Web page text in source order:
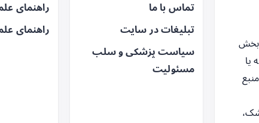
بخش
یا
تماس با ما
تبلیغات در سایت
سیاست پزشکی و سلب
مسئولیت
راهنمای
راهنمای